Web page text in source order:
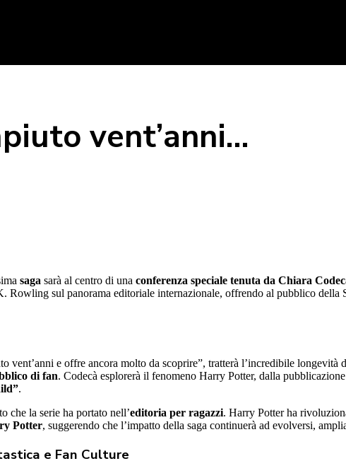
vent’anni…
saga sarà al centro di una conferenza speciale tenuta da Chiara
Rowling sul panorama editoriale internazionale, offrendo al pubblico
e offre ancora molto da scoprire”, tratterà l’incredibile longevità
di fan. Codecà esplorerà il fenomeno Harry Potter, dalla
.
che la serie ha portato nell’editoria per ragazzi. Harry Potter ha
Potter, suggerendo che l’impatto della saga continuerà ad evolversi,
e Fan Culture